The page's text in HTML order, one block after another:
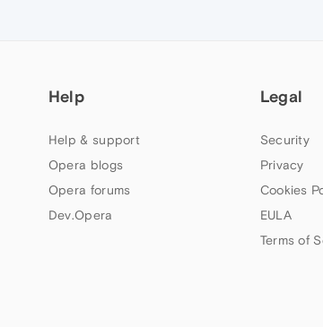
Help
Help & support
Opera blogs
Opera forums
Dev.Opera
Legal
Security
Privacy
Cookies
EULA
Terms of